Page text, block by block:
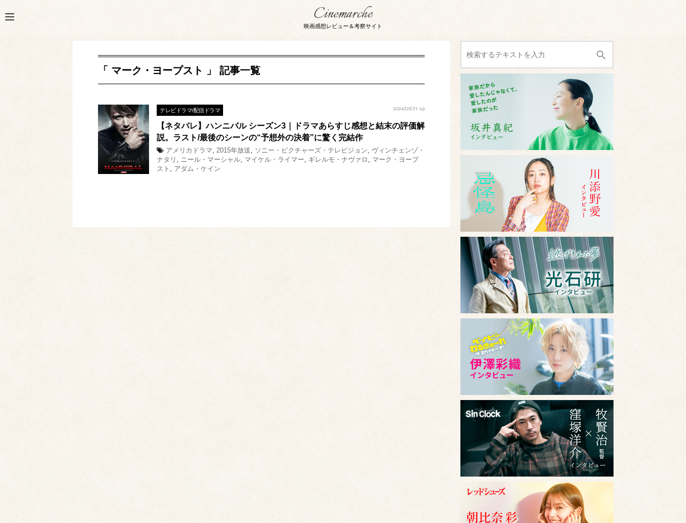
Cinemarche
映画感想レビュー＆考察サイト
「 マーク・ヨープスト 」 記事一覧
テレビドラマ/配信ドラマ 2024/05/31 up
【ネタバレ】ハンニバル シーズン3｜ドラマあらすじ感想と結末の評価解
説。ラスト/最後のシーンの“予想外の決着”に驚く完結作
アメリカドラマ, 2015年放送, ソニー・ピクチャーズ・テレビジョン, ヴィンチェンゾ・
ナタリ , ニール・マーシャル, マイケル・ライマー, ギレルモ・ナヴァロ , マーク・ヨープ
スト , アダム・ケイン